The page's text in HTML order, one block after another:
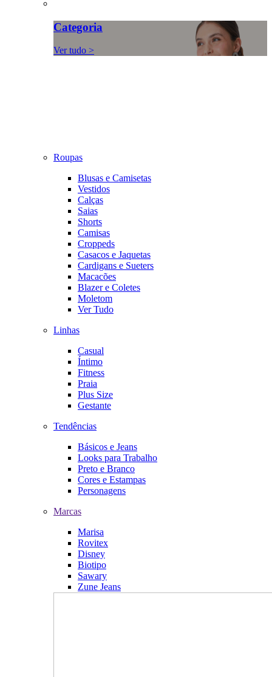
Categoria
Ver tudo >
Roupas
Blusas e Camisetas
Vestidos
Calças
Saias
Shorts
Camisas
Croppeds
Casacos e Jaquetas
Cardigans e Sueters
Macacões
Blazer e Coletes
Moletom
Ver Tudo
Linhas
Casual
Íntimo
Fitness
Praia
Plus Size
Gestante
Tendências
Básicos e Jeans
Looks para Trabalho
Preto e Branco
Cores e Estampas
Personagens
Marcas
Marisa
Rovitex
Disney
Biotipo
Sawary
Zune Jeans